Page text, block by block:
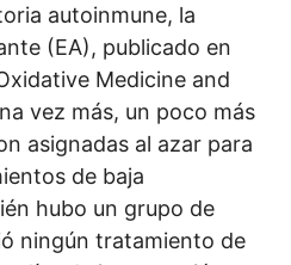
autoinmune, la
(EA), publicado en
Medicine and
vez más, un poco más
asignadas al azar para
de baja
hubo un grupo de
ningún tratamiento de